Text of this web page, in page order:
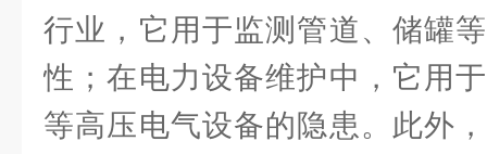
行业，它用于监测管道、储罐
性；在电力设备维护中，它用
等高压电气设备的隐患。此外